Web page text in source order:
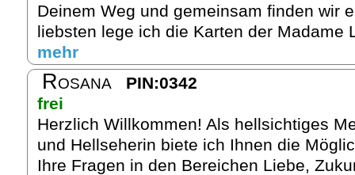
Deinem Weg und gemeinsam finden wir
liebsten lege ich die Karten der Madame
mehr
Rosana
PIN:0342
frei
Herzlich Willkommen! Als hellsichtiges
und Hellseherin biete ich Ihnen die
Ihre Fragen in den Bereichen Liebe,